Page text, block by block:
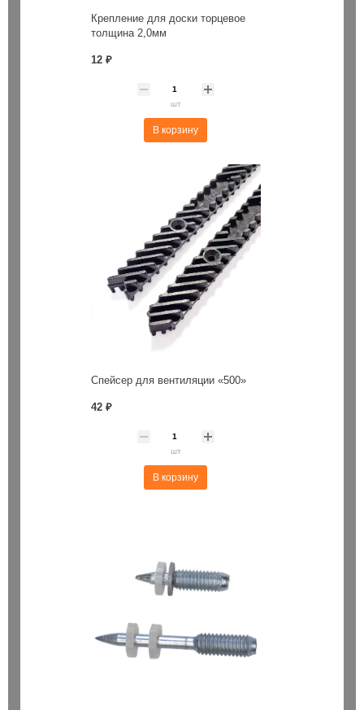
Крепление для доски торцевое
толщина 2,0мм
12 ₽
шт
В корзину
Спейсер для вентиляции «500»
42 ₽
шт
В корзину